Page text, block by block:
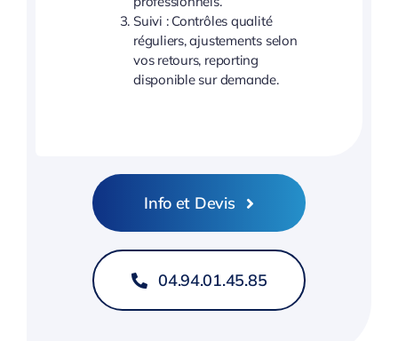
Suivi : Contrôles qualité
réguliers, ajustements selon
vos retours, reporting
disponible sur demande.
Info et Devis
04.94.01.45.85